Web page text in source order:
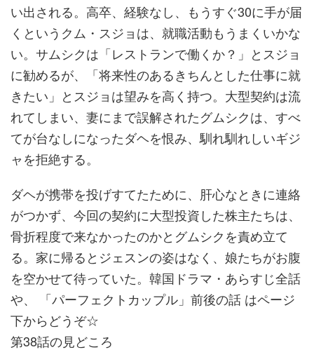
い出される。高卒、経験なし、もうすぐ30に手が届
くというクム・スジョは、就職活動もうまくいかな
い。サムシクは「レストランで働くか？」とスジョ
に勧めるが、「将来性のあるきちんとした仕事に就
きたい」とスジョは望みを高く持つ。大型契約は流
れてしまい、妻にまで誤解されたグムシクは、すべ
てが台なしになったダヘを恨み、馴れ馴れしいギジ
ャを拒絶する。
ダヘが携帯を投げすてたために、肝心なときに連絡
がつかず、今回の契約に大型投資した株主たちは、
骨折程度で来なかったのかとグムシクを責め立て
る。家に帰るとジェスンの姿はなく、娘たちがお腹
を空かせて待っていた。韓国ドラマ・あらすじ全話
や、 「パーフェクトカップル」前後の話 はページ
下からどうぞ☆
第38話の見どころ